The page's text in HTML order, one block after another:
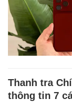
Thanh tra
thông tin 7